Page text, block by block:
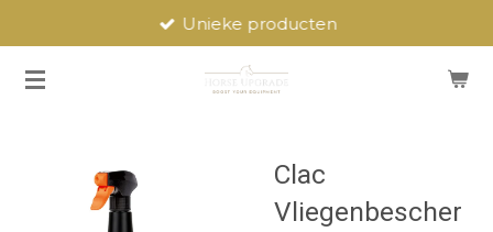
naar
Unieke producten
Clac
Vliegenbescher